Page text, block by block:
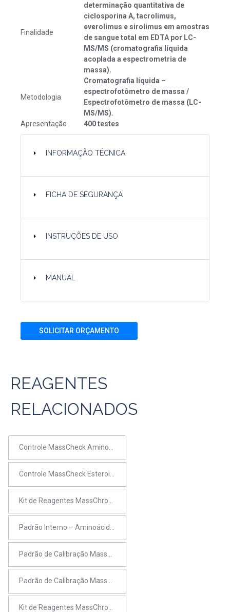
Finalidade
determinação quantitativa de
ciclosporina A, tacrolimus,
everolimus e sirolimus em amostras
de sangue total em EDTA por LC-
MS/MS (cromatografia líquida
acoplada a espectrometria de
massa).
Metodologia
Cromatografia líquida –
espectrofotômetro de massa /
Espectrofotômetro de massa (LC-
MS/MS).
Apresentação
400 testes
INFORMAÇÃO TÉCNICA
FICHA DE SEGURANÇA
INSTRUÇÕES DE USO
MANUAL
SOLICITAR ORÇAMENTO
REAGENTES
RELACIONADOS